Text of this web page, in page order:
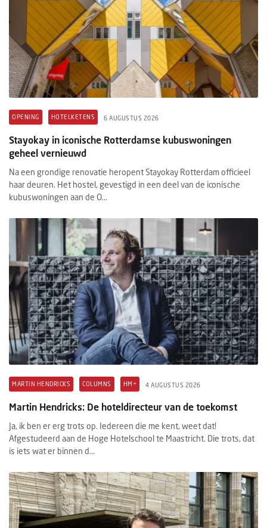
OPENING HOTELKETENS 6 AUGUSTUS 2026
Stayokay in iconische Rotterdamse kubuswoningen
geheel vernieuwd
Na een grondige renovatie heropent Stayokay Rotterdam officieel
haar deuren. Het hostel, gevestigd in een deel van de iconische
kubuswoningen aan de O...
MARTIN HENDRICKS COLUMNS HM+ 4 AUGUSTUS 2026
Martin Hendricks: De hoteldirecteur van de toekomst
Ja, ik ben er erg trots op. Iedereen die me kent, weet dat!
Afgestudeerd aan de Hoge Hotelschool te Maastricht. Die trots, dat
is iets wat er binnen d...